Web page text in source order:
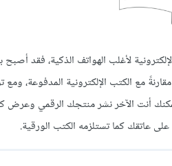
لأغلب الهواتف الذكية، فقد
مع الكتب الإلكترونية المدفوعة، ومع
أنت الآخر نشر منتجك الرقمي وعرض
عاتقك كما تستلزمه الكتب الورقية.